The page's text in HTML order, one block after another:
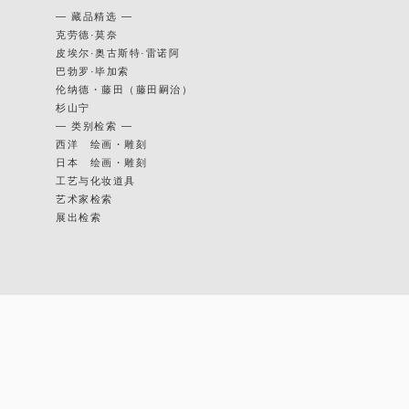
— 藏品精选 —
克劳德·莫奈
皮埃尔·奥古斯特·雷诺阿
巴勃罗·毕加索
伦纳德・藤田（藤田嗣治）
杉山宁
— 类别检索 —
西洋 绘画・雕刻
日本 绘画・雕刻
工艺与化妆道具
艺术家检索
展出检索